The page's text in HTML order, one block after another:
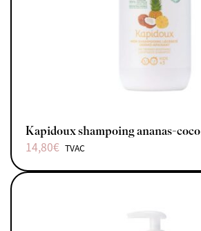
Kapidoux shampoing ananas-coco
14,80€ TVAC